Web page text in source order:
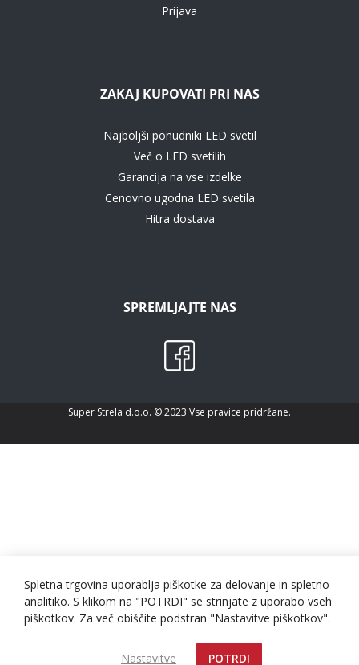
Prijava
ZAKAJ KUPOVATI PRI NAS
Najboljši ponudniki LED svetil
Več o LED svetilih
Garancija na vse izdelke
Cenovno ugodna LED svetila
Hitra dostava
SPREMLJAJTE NAS
Super Strela d.o.o. © 2023 Vse pravice pridržane.
Spletna trgovina uporablja piškotke za delovanje in spletno
analitiko. S klikom na "POTRDI" se strinjate z uporabo vseh
piškotkov. Za več obiščite podstran "Nastavitve piškotkov".
Nastavitve POTRDI